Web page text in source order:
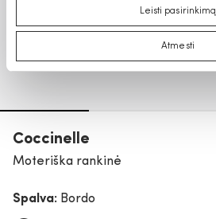
Leisti pasirinkimą
Atmesti
Coccinelle
Moteriška rankinė
Spalva: Bordo